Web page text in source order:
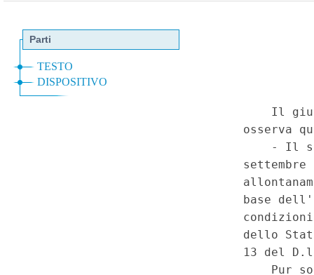
irragionevolezza - Adozione
contrasto con i principi
costituzionale in tema di
liberta' e giusto processo. -
2007, n. 30, art. 21. -
(GU 1 a
Costituzionale n.44 del 30-